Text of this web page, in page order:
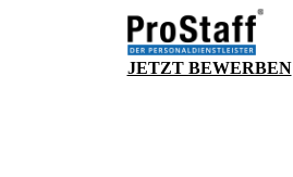
JETZT BEWERBEN